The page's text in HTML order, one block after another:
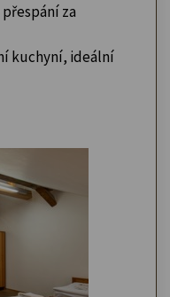
za
kuchyní, ideální